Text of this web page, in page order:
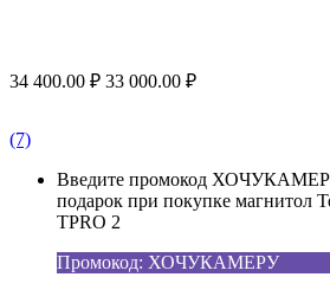
34 400.00 ₽ 33 000.00 ₽
(7)
Введите промокод
подарок при покупке магнитол
TPRO 2
Промокод: ХОЧУКАМЕРУ